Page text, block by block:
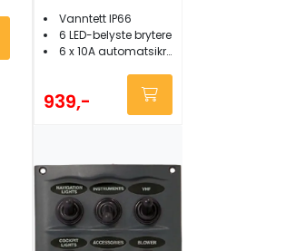
Vanntett IP66
6 LED-belyste brytere
6 x 10A automatsikringer
939,-